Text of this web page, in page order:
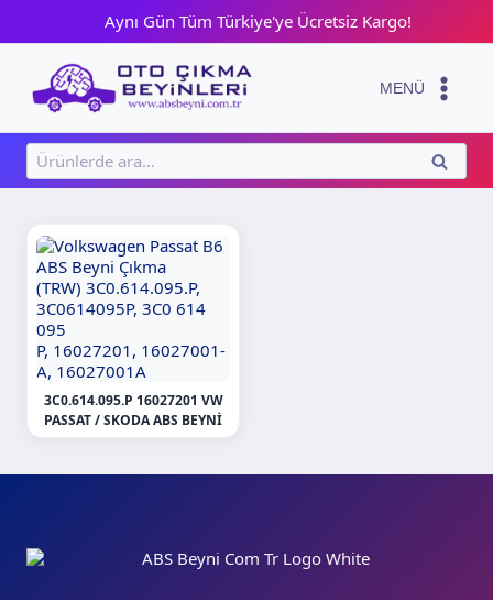
content
Aynı Gün Tüm Türkiye'ye Ücretsiz Kargo!
MENÜ
Ara:
ARA
3C0.614.095.P 16027201 VW
PASSAT / SKODA ABS BEYNI